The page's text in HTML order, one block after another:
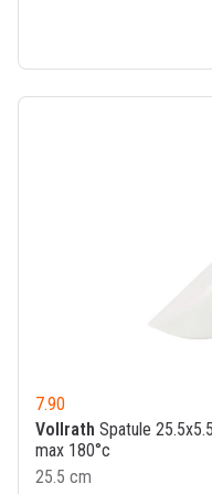
7.90
Vollrath Spatule
max 180°c
25.5 cm